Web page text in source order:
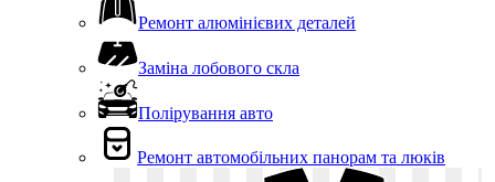
Ремонт алюмінієвих деталей
Заміна лобового скла
Полірування авто
Ремонт автомобільних панорам та люків